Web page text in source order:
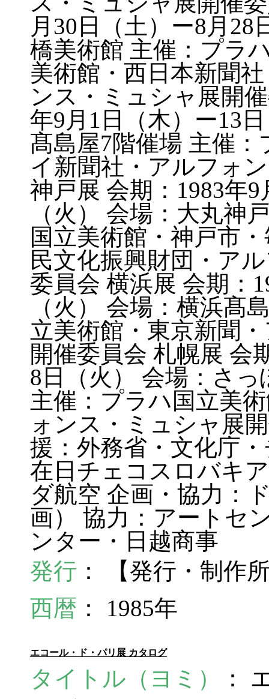
月30日（土）ー8月
橋美術館 主催：プラ
美術館・西日本新聞
ンス・ミュシャ展開
年9月1日（木）ー13
髙島屋7階催場 主催
イ新聞社・アルフォ
神戸展 会期：1983年
（火） 会場：大丸神
国立美術館・神戸市
民文化振興財団・ア
委員会 横浜展 会期：
（火） 会場：横浜髙
立美術館・東京新聞
開催委員会 札幌展 会
8日（火） 会場：さ
主催：プラハ国立美
ォンス・ミュシャ展
援：外務省・文化庁
在日チェコスロバキ
ダ航空 企画・協力：
画） 協力：アートセ
ンター・日越商事
発行 ： 【発行・制作
西暦 ： 1985年
エコール・ド・パリ展 カタログ
タイトル（ヨミ）
：